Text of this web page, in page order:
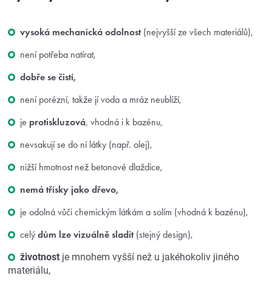
vysoká mechanická odolnost(nejvyšší ze všech materiálů),
není potřeba natírat,
dobře se čistí,
není porézní, takže jí voda a mráz neublíží,
je protiskluzová, vhodná i k bazénu,
nevsakují se do ní látky (např. olej),
nižší hmotnost než betonové dlaždice,
nemá třísky jako dřevo,
je odolná vůči chemickým látkám a solím (vhodná k bazénu),
celý dům lze vizuálně sladit(stejný design),
životnost je mnohem vyšší než u jakéhokoliv jiného
materiálu,